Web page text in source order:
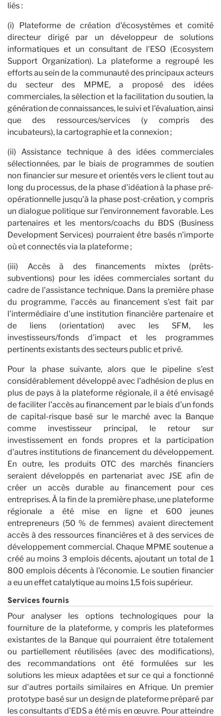
liés :
(i) Plateforme de création d'écosystèmes et comité
directeur dirigé par un développeur de solutions
informatiques et un consultant de l'ESO (Ecosystem
Support Organization). La plateforme a regroupé les
efforts au sein de la communauté des principaux acteurs
du secteur des MPME, a proposé des idées
commerciales, la sélection et la facilitation du soutien, la
génération de connaissances, le suivi et l'évaluation, ainsi
que des ressources/services (y compris des
incubateurs), la cartographie et la connexion ;
(ii) Assistance technique à des idées commerciales
sélectionnées, par le biais de programmes de soutien
non financier sur mesure et orientés vers le client tout au
long du processus, de la phase d'idéation à la phase pré-
opérationnelle jusqu'à la phase post-création, y compris
un dialogue politique sur l'environnement favorable. Les
partenaires et les mentors/coachs du BDS (Business
Development Services) pourraient être basés n'importe
où et connectés via la plateforme ;
(iii) Accès à des financements mixtes (prêts-
subventions) pour les idées commerciales sortant du
cadre de l'assistance technique. Dans la première phase
du programme, l'accès au financement s'est fait par
l'intermédiaire d'une institution financière partenaire et
de liens (orientation) avec les SFM, les
investisseurs/fonds d'impact et les programmes
pertinents existants des secteurs public et privé.
Pour la phase suivante, alors que le pipeline s'est
considérablement développé avec l'adhésion de plus en
plus de pays à la plateforme régionale, il a été envisagé
de faciliter l'accès au financement par le biais d'un fonds
de capital-risque basé sur le marché avec la Banque
comme investisseur principal, le retour sur
investissement en fonds propres et la participation
d'autres institutions de financement du développement.
En outre, les produits OTC des marchés financiers
seraient développés en partenariat avec JSE afin de
créer un accès durable au financement pour ces
entreprises. À la fin de la première phase, une plateforme
régionale a été mise en ligne et 600 jeunes
entrepreneurs (50 % de femmes) avaient directement
accès à des ressources financières et à des services de
développement commercial. Chaque MPME soutenue a
créé au moins 3 emplois décents, ajoutant un total de 1
800 emplois décents à l'économie. Le soutien financier
a eu un effet catalytique au moins 1,5 fois supérieur.
Services fournis
Pour analyser les options technologiques pour la
fourniture de la plateforme, y compris les plateformes
existantes de la Banque qui pourraient être totalement
ou partiellement réutilisées (avec des modifications),
des recommandations ont été formulées sur les
solutions les mieux adaptées et sur ce qui a fonctionné
sur d'autres portails similaires en Afrique. Un premier
prototype basé sur un design de plateforme préparé par
les consultants d'EDS a été mis en œuvre. Pour atteindre